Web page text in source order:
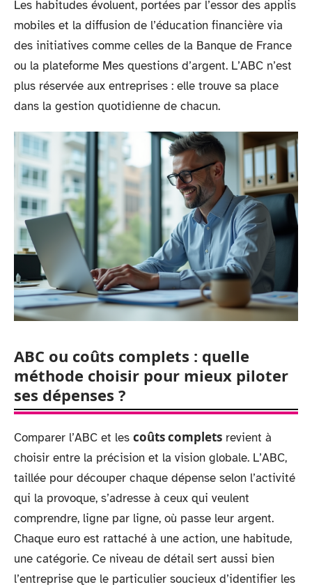
Les habitudes évoluent, portées par l’essor des applis
mobiles et la diffusion de l’éducation financière via
des initiatives comme celles de la Banque de France
ou la plateforme Mes questions d’argent. L’ABC n’est
plus réservée aux entreprises : elle trouve sa place
dans la gestion quotidienne de chacun.
ABC ou coûts complets : quelle
méthode choisir pour mieux piloter
ses dépenses ?
Comparer l’ABC et les coûts complets revient à
choisir entre la précision et la vision globale. L’ABC,
taillée pour découper chaque dépense selon l’activité
qui la provoque, s’adresse à ceux qui veulent
comprendre, ligne par ligne, où passe leur argent.
Chaque euro est rattaché à une action, une habitude,
une catégorie. Ce niveau de détail sert aussi bien
l’entreprise que le particulier soucieux d’identifier les